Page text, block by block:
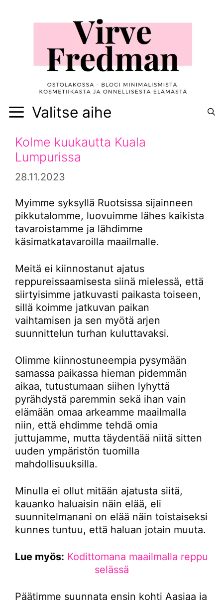
Valitse aihe
Kolme kuukautta Kuala
Lumpurissa
28.11.2023
Myimme syksyllä Ruotsissa sijainneen
pikkutalomme, luovuimme lähes kaikista
tavaroistamme ja lähdimme
käsimatkatavaroilla maailmalle.
Meitä ei kiinnostanut ajatus
reppureissaamisesta siinä mielessä, että
siirtyisimme jatkuvasti paikasta toiseen,
sillä koimme jatkuvan paikan
vaihtamisen ja sen myötä arjen
suunnittelun turhan kuluttavaksi.
Olimme kiinnostuneempia pysymään
samassa paikassa hieman pidemmän
aikaa, tutustumaan siihen lyhyttä
pyrähdystä paremmin sekä ihan vain
elämään omaa arkeamme maailmalla
niin, että ehdimme tehdä omia
juttujamme, mutta täydentää niitä sitten
uuden ympäristön tuomilla
mahdollisuuksilla.
Minulla ei ollut mitään ajatusta siitä,
kauanko haluaisin näin elää, eli
suunnitelmanani on elää näin toistaiseksi
kunnes tuntuu, että haluan jotain muuta.
Lue myös: Kodittomana maailmalla reppu
selässä
Päätimme suunnata ensin kohti Aasiaa ja